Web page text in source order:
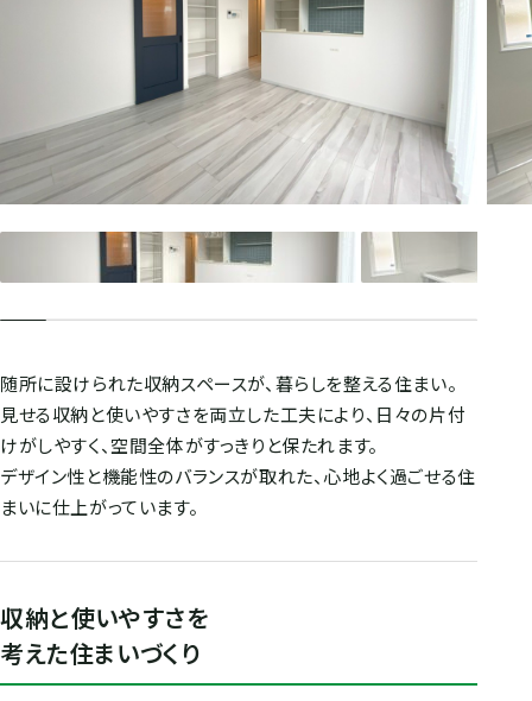
随所に設けられた収納スペースが、暮らしを整える住まい。
見せる収納と使いやすさを両立した工夫により、日々の片付
けがしやすく、空間全体がすっきりと保たれます。
デザイン性と機能性のバランスが取れた、心地よく過ごせる住
まいに仕上がっています。
収納と使いやすさを
考えた住まいづくり